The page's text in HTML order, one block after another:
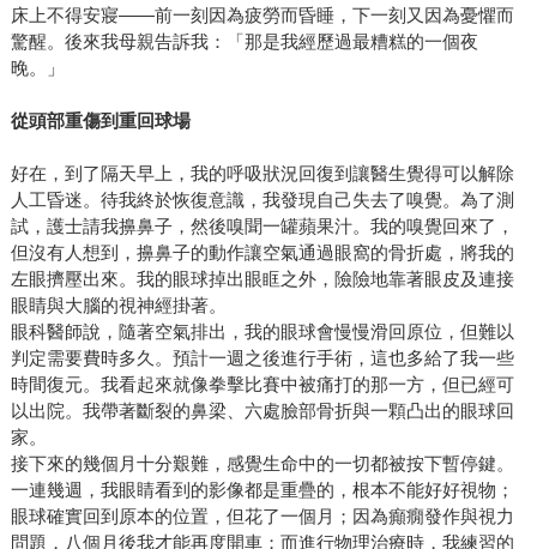
床上不得安寢——前一刻因為疲勞而昏睡，下一刻又因為憂懼而
驚醒。後來我母親告訴我：「那是我經歷過最糟糕的一個夜
晚。」
從頭部重傷到重回球場
好在，到了隔天早上，我的呼吸狀況回復到讓醫生覺得可以解除
人工昏迷。待我終於恢復意識，我發現自己失去了嗅覺。為了測
試，護士請我擤鼻子，然後嗅聞一罐蘋果汁。我的嗅覺回來了，
但沒有人想到，擤鼻子的動作讓空氣通過眼窩的骨折處，將我的
左眼擠壓出來。我的眼球掉出眼眶之外，險險地靠著眼皮及連接
眼睛與大腦的視神經掛著。
眼科醫師說，隨著空氣排出，我的眼球會慢慢滑回原位，但難以
判定需要費時多久。預計一週之後進行手術，這也多給了我一些
時間復元。我看起來就像拳擊比賽中被痛打的那一方，但已經可
以出院。我帶著斷裂的鼻梁、六處臉部骨折與一顆凸出的眼球回
家。
接下來的幾個月十分艱難，感覺生命中的一切都被按下暫停鍵。
一連幾週，我眼睛看到的影像都是重疊的，根本不能好好視物；
眼球確實回到原本的位置，但花了一個月；因為癲癇發作與視力
問題，八個月後我才能再度開車；而進行物理治療時，我練習的